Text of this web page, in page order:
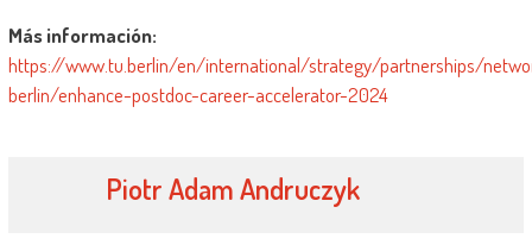
Más información:
https://www.tu.berlin/en/international/strategy/partnerships/
berlin/enhance-postdoc-career-accelerator-2024
Piotr Adam Andruczyk